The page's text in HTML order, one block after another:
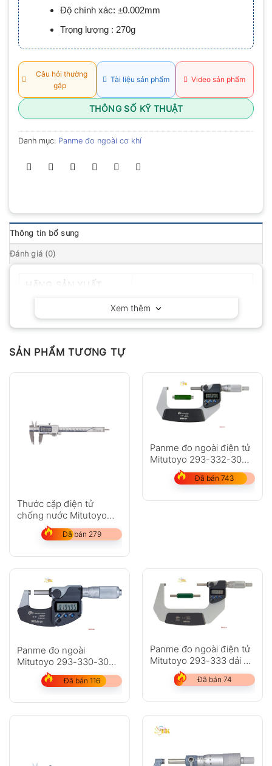
Độ chính xác: ±0.002mm
Trọng lượng : 270g
Câu hỏi thường
gặp
Tài liệu sản phẩm Video sản phẩm
THÔNG SỐ KỸ THUẬT
Danh mục: Panme đo ngoài cơ khí
Thông tin bổ sung
Đánh giá (0)
Xem thêm
SẢN PHẨM TƯƠNG TỰ
Thước cặp điện tử
chống nước Mitutoyo
500-752-20
Đã bán 279
Panme đo ngoài điện tử
Mitutoyo 293-332-30
dải đo 50-75mm
Đã bán 743
Panme đo ngoài
Mitutoyo 293-330-30
dải đo 0-25mm
Đã bán 116
Panme đo ngoài điện tử
Mitutoyo 293-333 dải đo
75-100mm
Đã bán 74